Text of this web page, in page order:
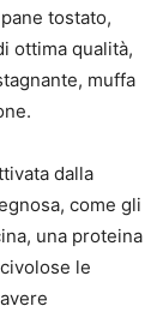
tostato,
ottima qualità,
muffa
dalla
come gli
una proteina
le